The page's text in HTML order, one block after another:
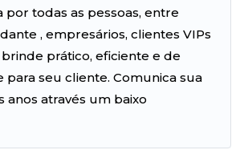
por todas as pessoas, entre
, empresários, clientes VIPs
prático, eficiente e de
seu cliente. Comunica sua
anos através um baixo